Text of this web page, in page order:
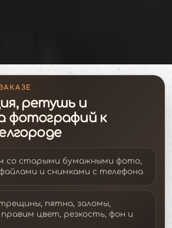
ретушь и
фотографий к
со старыми бумажными фото,
и снимками с телефона
пятна, заломы,
цвет, резкость, фон и